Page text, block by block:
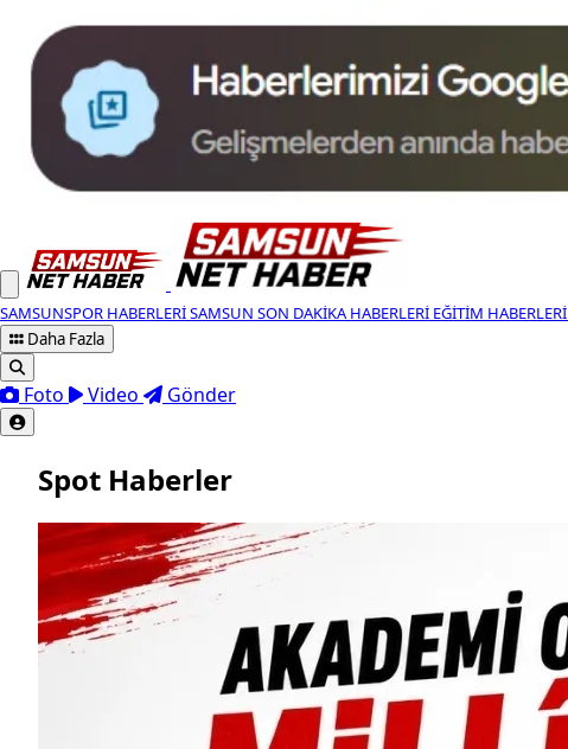
SAMSUNSPOR HABERLERISAMSUN SON DAKIKA HABERLERI EĞITIM HABERLERI
Daha Fazla
Foto Video Gönder
Spot Haberler